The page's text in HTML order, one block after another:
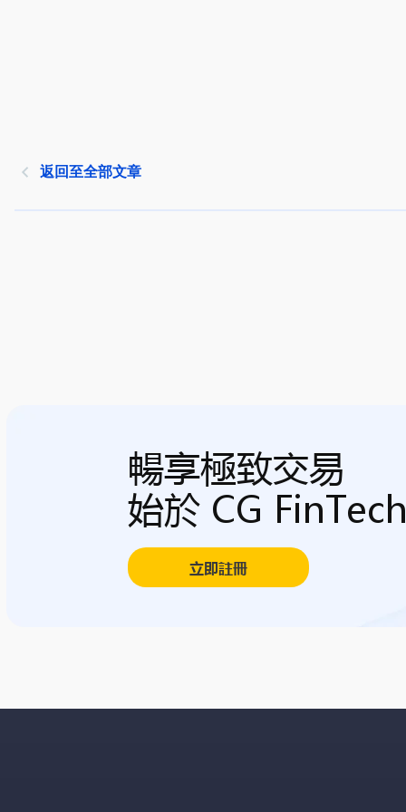
返回至全部文章
暢享極致交易
始於 CG
立即註冊